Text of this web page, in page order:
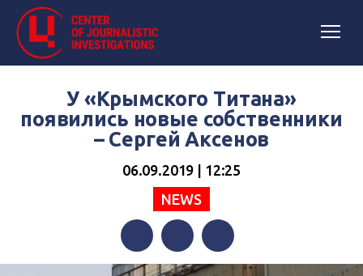
У «Крымского Титана»
появились новые собственники
– Сергей Аксенов
06.09.2019 | 12:25
NEWS
FacebookTwitterTelegram